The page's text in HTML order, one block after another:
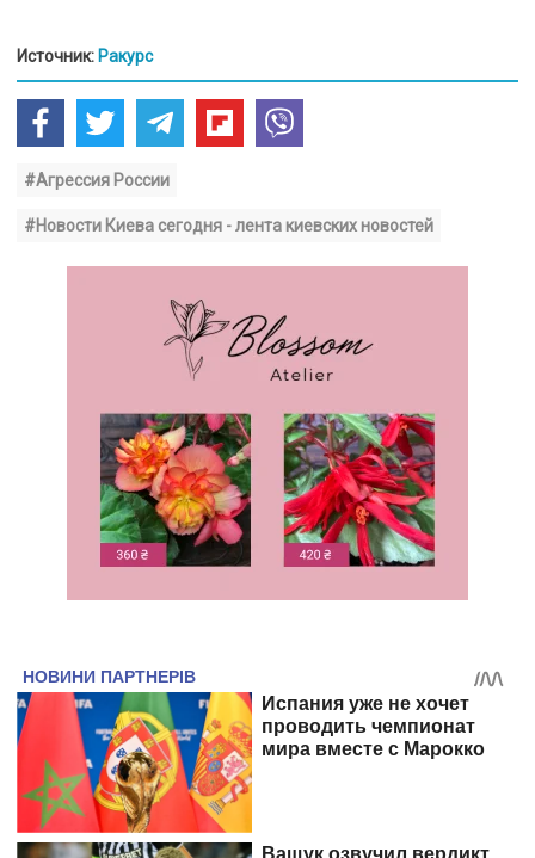
Источник: Ракурс
#Агрессия России
#Новости Киева сегодня - лента киевских новостей